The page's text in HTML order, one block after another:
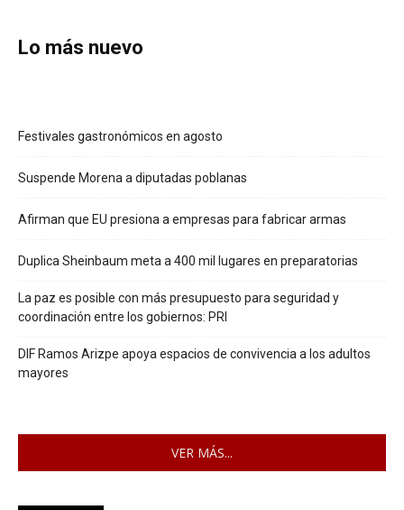
Lo más nuevo
Festivales gastronómicos en agosto
Suspende Morena a diputadas poblanas
Afirman que EU presiona a empresas para fabricar armas
Duplica Sheinbaum meta a 400 mil lugares en preparatorias
La paz es posible con más presupuesto para seguridad y
coordinación entre los gobiernos: PRI
DIF Ramos Arizpe apoya espacios de convivencia a los adultos
mayores
VER MÁS...